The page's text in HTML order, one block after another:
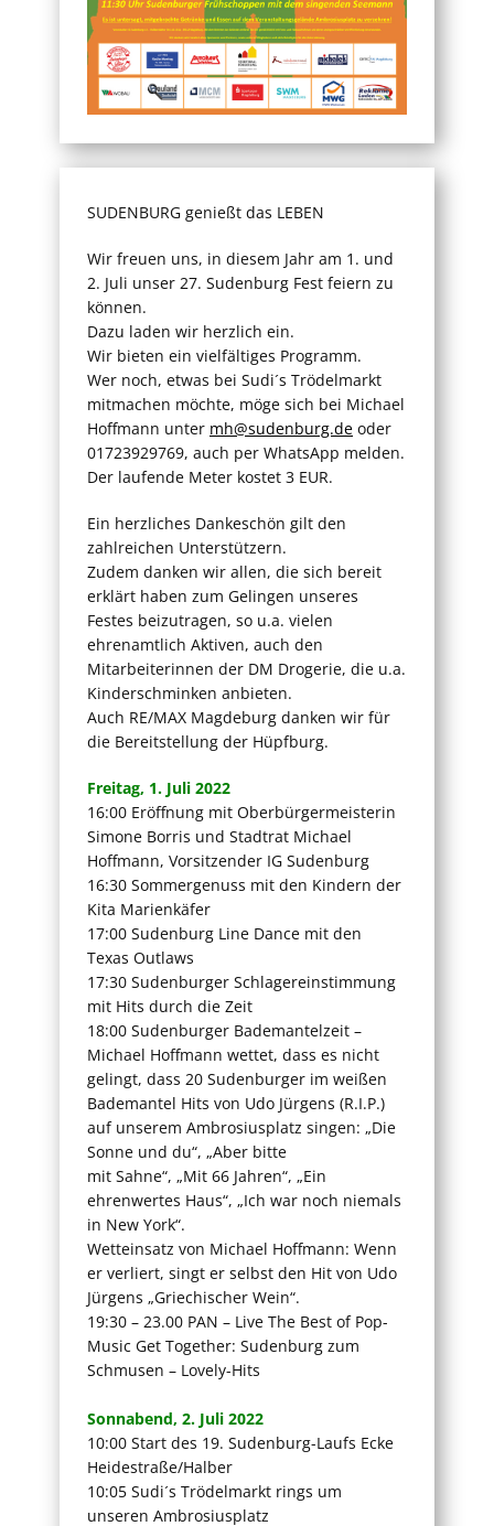
SUDENBURG genießt das LEBEN
Wir freuen uns, in diesem Jahr am 1. und
2. Juli unser 27. Sudenburg Fest feiern zu
können.
Dazu laden wir herzlich ein.
Wir bieten ein vielfältiges Programm.
Wer noch, etwas bei Sudi´s Trödelmarkt
mitmachen möchte, möge sich bei Michael
Hoffmann unter mh@sudenburg.de oder
01723929769, auch per WhatsApp melden.
Der laufende Meter kostet 3 EUR.
Ein herzliches Dankeschön gilt den
zahlreichen Unterstützern.
Zudem danken wir allen, die sich bereit
erklärt haben zum Gelingen unseres
Festes beizutragen, so u.a. vielen
ehrenamtlich Aktiven, auch den
Mitarbeiterinnen der DM Drogerie, die u.a.
Kinderschminken anbieten.
Auch RE/MAX Magdeburg danken wir für
die Bereitstellung der Hüpfburg.
Freitag, 1. Juli 2022
16:00 Eröffnung mit Oberbürgermeisterin
Simone Borris und Stadtrat Michael
Hoffmann, Vorsitzender IG Sudenburg
16:30 Sommergenuss mit den Kindern der
Kita Marienkäfer
17:00 Sudenburg Line Dance mit den
Texas Outlaws
17:30 Sudenburger Schlagereinstimmung
mit Hits durch die Zeit
18:00 Sudenburger Bademantelzeit –
Michael Hoffmann wettet, dass es nicht
gelingt, dass 20 Sudenburger im weißen
Bademantel Hits von Udo Jürgens (R.I.P.)
auf unserem Ambrosiusplatz singen: „Die
Sonne und du“, „Aber bitte
mit Sahne“, „Mit 66 Jahren“, „Ein
ehrenwertes Haus“, „Ich war noch niemals
in New York“.
Wetteinsatz von Michael Hoffmann: Wenn
er verliert, singt er selbst den Hit von Udo
Jürgens „Griechischer Wein“.
19:30 – 23.00 PAN – Live The Best of Pop-
Music Get Together: Sudenburg zum
Schmusen – Lovely-Hits
Sonnabend, 2. Juli 2022
10:00 Start des 19. Sudenburg-Laufs Ecke
Heidestraße/Halber
10:05 Sudi´s Trödelmarkt rings um
unseren Ambrosiusplatz